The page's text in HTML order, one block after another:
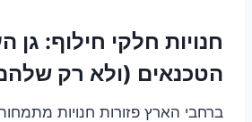
חנויות חלקי חילוף: גן
הטכנאים (ולא רק
ברחבי הארץ פזורות חנויות